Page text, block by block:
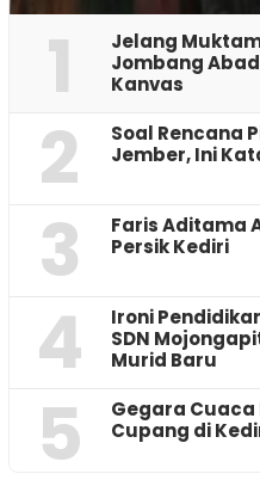
1
Jelang
Jombang
Kanvas
2
‎Soal Rencana
Jember, Ini
3
Faris Aditama
Persik Kediri
4
Ironi
SDN
Murid Baru
5
‎Gegara Cuaca
Cupang di